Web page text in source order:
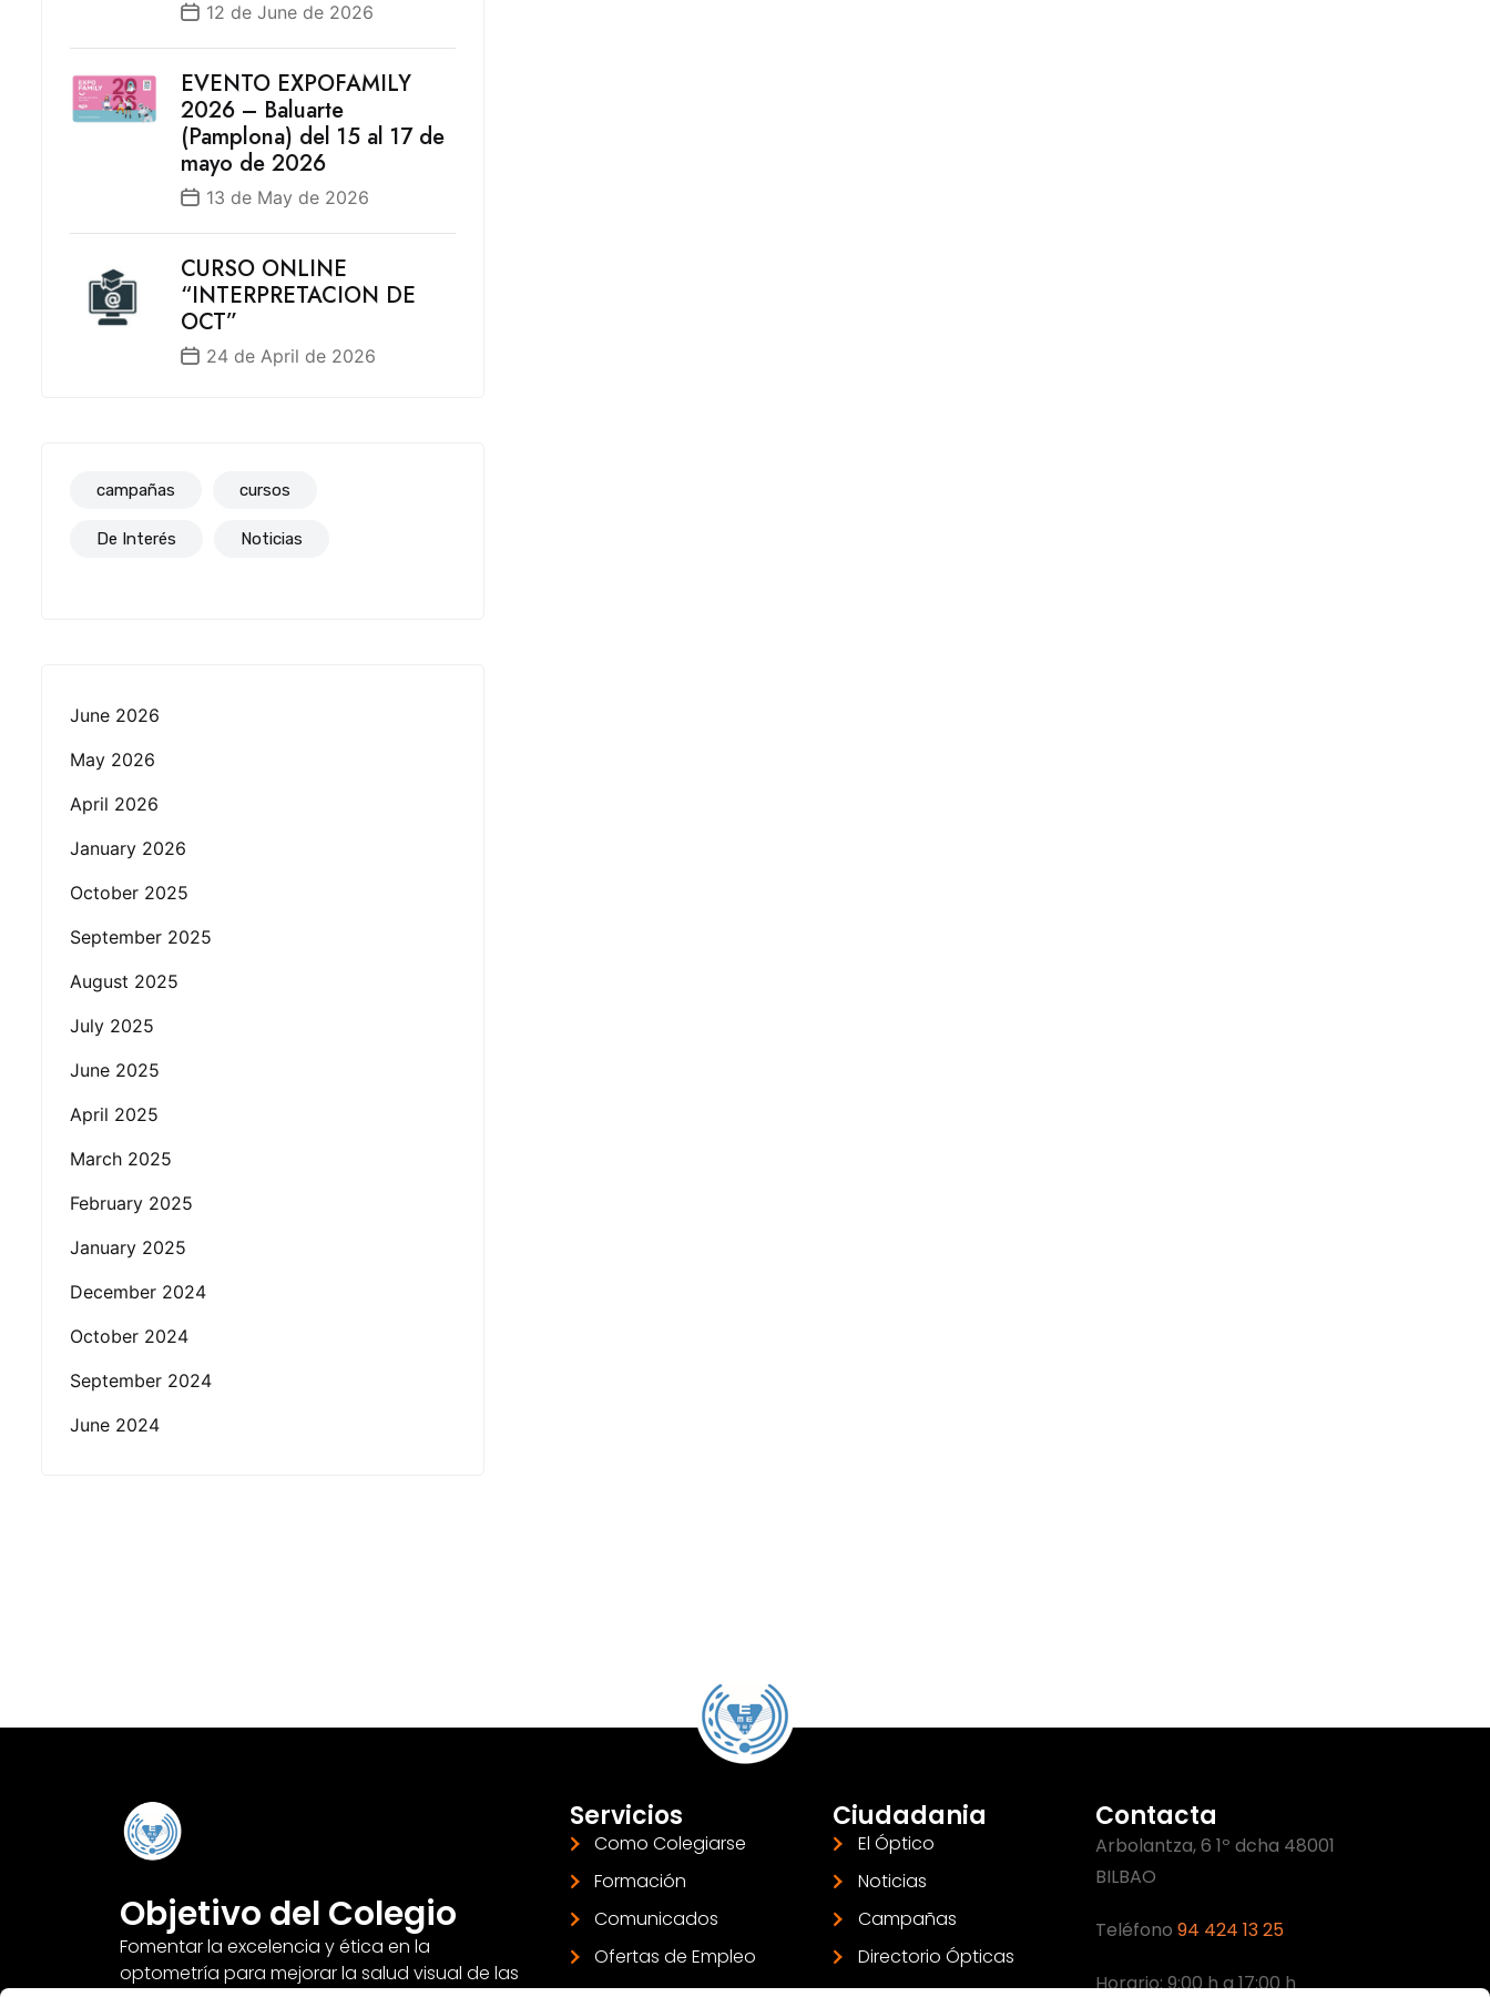
12 de June de 2026
EVENTO EXPOFAMILY
2026 – Baluarte
(Pamplona) del 15 al 17 de
mayo de 2026
13 de May de 2026
CURSO ONLINE
“INTERPRETACION DE
OCT”
24 de April de 2026
campañas cursos
De Interés Noticias
June 2026
May 2026
April 2026
January 2026
October 2025
September 2025
August 2025
July 2025
June 2025
April 2025
March 2025
February 2025
January 2025
December 2024
October 2024
September 2024
June 2024
Objetivo del Colegio
Fomentar la excelencia y ética en la
optometría para mejorar la salud visual de las
Servicios
Como Colegiarse
Formación
Comunicados
Ofertas de Empleo
Ciudadania
El Óptico
Noticias
Campañas
Directorio Ópticas
Contacta
Arbolantza, 6 1º dcha 48001
BILBAO
Teléfono94 424 13 25
Horario: 9:00 h a 17:00 h